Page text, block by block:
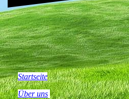
Startseite
Über uns